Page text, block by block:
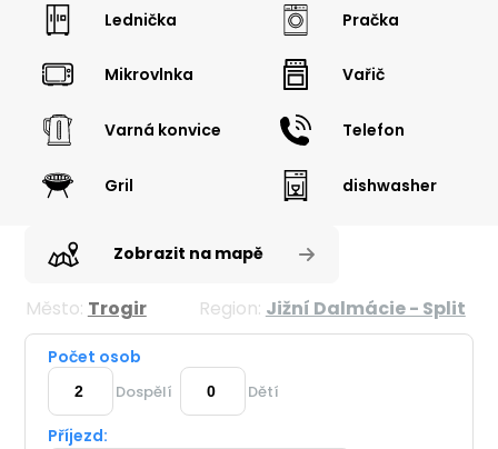
Lednička Pračka
Mikrovlnka Vařič
Varná konvice Telefon
Gril dishwasher
Zobrazit na mapě
Město: Trogir Region: Jižní Dalmácie - Split
Počet osob
Dospělí Dětí
Příjezd: